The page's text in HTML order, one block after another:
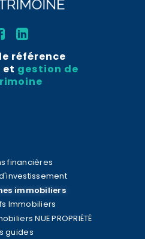
référence
et gestion de
financières
immobiliers
Immobiliers
NUE PROPRIÉTÉ
guides